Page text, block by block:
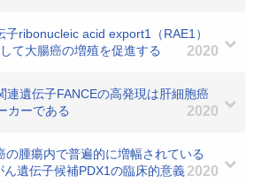
ribonucleic acid export1（RAE1）
て大腸癌の増殖を促進する
2020
連遺伝子FANCEの高発現は肝細胞癌
カーである
2020
の腫瘍内で普遍的に増幅されている
遺伝子候補PDX1の臨床的意義2020